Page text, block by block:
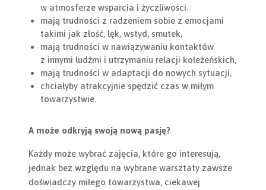
w atmosferze wsparcia i życzliwości.
mają trudności z radzeniem sobie z emocjami
takimi jak złość, lęk, wstyd, smutek,
mają trudności w nawiązywaniu kontaktów
z innymi ludźmi i utrzymaniu relacji koleżeńskich,
mają trudności w adaptacji do nowych sytuacji,
chciałyby atrakcyjnie spędzić czas w miłym
towarzystwie.
A może odkryją swoją nową pasję?
Każdy może wybrać zajęcia, które go interesują,
jednak bez względu na wybrane warsztaty zawsze
doświadczy miłego towarzystwa, ciekawej